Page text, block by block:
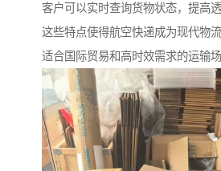
客户可以实时查询货物状态，提高透
这些特点使得航空快递成为现代物
适合国际贸易和高时效需求的运输场